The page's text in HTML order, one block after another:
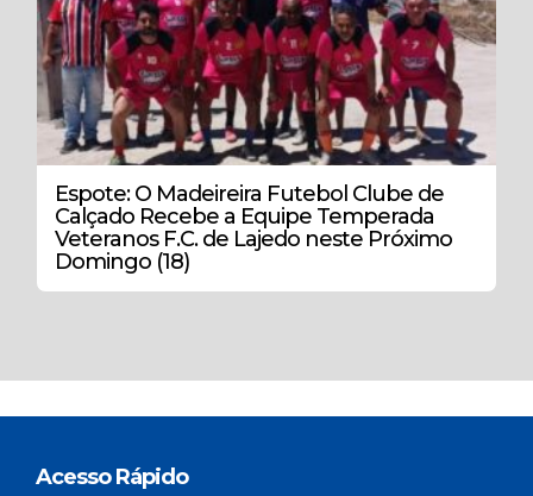
Espote: O Madeireira Futebol Clube de
Calçado Recebe a Equipe Temperada
Veteranos F.C. de Lajedo neste Próximo
Domingo (18)
Acesso Rápido